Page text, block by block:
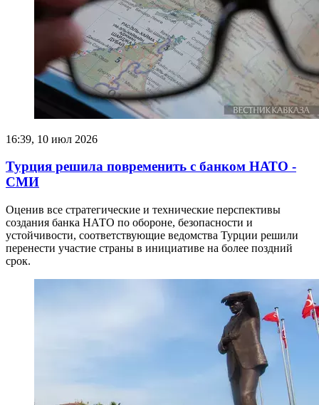
16:39, 10 июл 2026
Турция решила повременить с банком НАТО -
СМИ
Оценив все стратегические и технические перспективы
создания банка НАТО по обороне, безопасности и
устойчивости, соответствующие ведомства Турции решили
перенести участие страны в инициативе на более поздний
срок.